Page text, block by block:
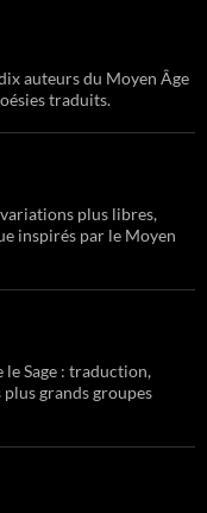
auteurs du Moyen Âge
traduits.
plus libres,
inspirés par le Moyen
le Sage : traduction,
grands groupes